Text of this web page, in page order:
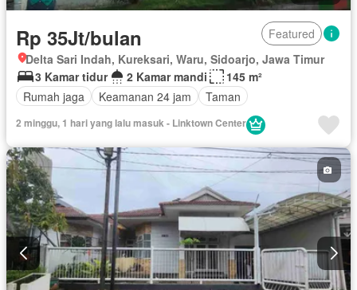
Rp 35Jt/bulan
Featured
Delta Sari Indah, Kureksari, Waru, Sidoarjo, Jawa Timur
3 Kamar tidur
2 Kamar mandi
145 m²
Rumah jaga
Keamanan 24 jam Taman
2 minggu, 1 hari yang lalu masuk - Linktown Center